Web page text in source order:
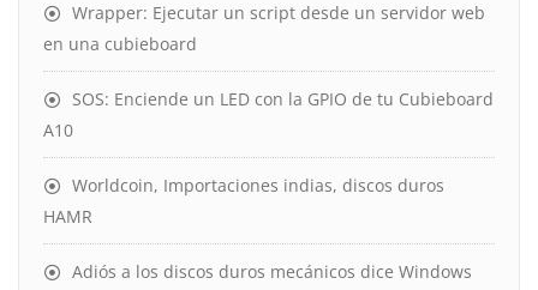
Wrapper: Ejecutar un script desde un servidor web
en una cubieboard
SOS: Enciende un LED con la GPIO de tu Cubieboard
A10
Worldcoin, Importaciones indias, discos duros
HAMR
Adiós a los discos duros mecánicos dice Windows